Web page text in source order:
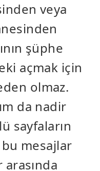
veya
şüphe
açmak için
olmaz.
da nadir
sayfaların
bu mesajlar